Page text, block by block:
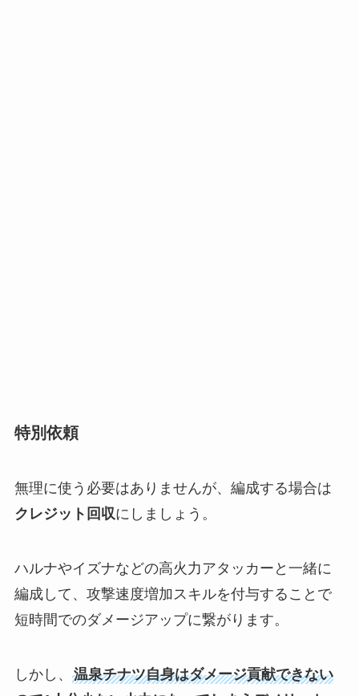
特別依頼
無理に使う必要はありませんが、編成する場合は
クレジット回収にしましょう。
ハルナやイズナなどの高火力アタッカーと一緒に
編成して、攻撃速度増加スキルを付与することで
短時間でのダメージアップに繋がります。
しかし、 温泉チナツ自身はダメージ貢献できない